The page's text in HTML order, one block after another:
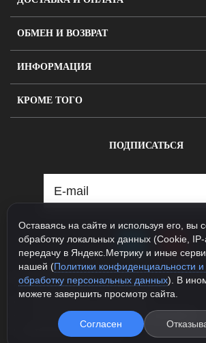
ОБМЕН И ВОЗВРАТ
ИНФОРМАЦИЯ
КРОМЕ ТОГО
ПОДПИСАТЬСЯ
115088, Москва, ул. Севастопольский
1
+7 925 231-81-77 (Шоурум)
+7 985 163-48-58 (Интернет магазин)
info@legioner-shop.ru
Оставаясь на сайте и используя его, вы
обработку локальных данных (Cookie,
передачу в Яндекс.Метрику и иные
нашей (Политики конфиденциальности и
обработку персональных данных). В
можете завершить просмотр сайта.
Согласен